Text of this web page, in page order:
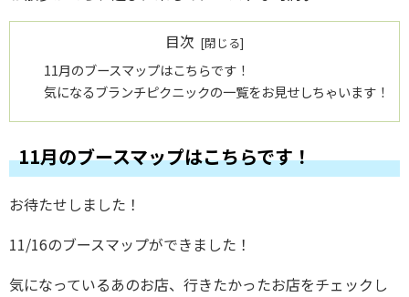
目次
11月のブースマップはこちらです！
気になるブランチピクニックの一覧をお見せしちゃいます！
11月のブースマップはこちらです！
お待たせしました！
11/16のブースマップができました！
気になっているあのお店、行きたかったお店をチェックし